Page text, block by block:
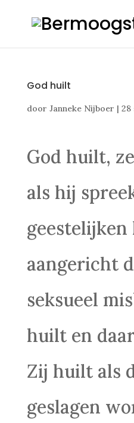
God huilt
door Janneke Nijboer | 28
God huilt,
als hij
geestelijken
aangericht
seksueel
huilt en
Zij huilt als
geslagen